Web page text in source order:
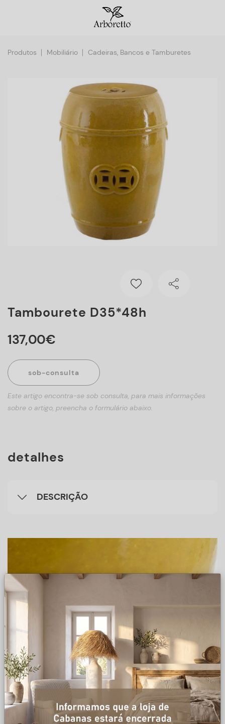
Produtos Mobiliário Cadeiras, Bancos e Tamburetes
Tambourete D35*48h
137,00€
sob-consulta
Este artigo encontra-se sob consulta, para mais informações
sobre o artigo, preencha o formulário abaixo.
detalhes
DESCRIÇÃO